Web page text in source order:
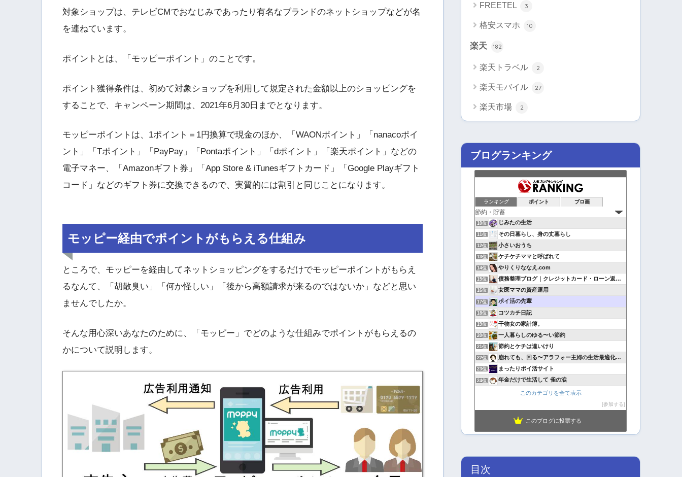
対象ショップは、テレビCMでおなじみであったり有名なブランドのネットショップなどが名
を連ねています。
ポイントとは、「モッピーポイント」のことです。
ポイント獲得条件は、初めて対象ショップを利用して規定された金額以上のショッピングを
することで、キャンペーン期間は、2021年6月30日までとなります。
モッピーポイントは、1ポイント＝1円換算で現金のほか、「WAONポイント」「nanacoポイ
ント」「Tポイント」「PayPay」「Pontaポイント」「dポイント」「楽天ポイント」などの
電子マネー、「Amazonギフト券」「App Store & iTunesギフトカード」「Google Playギフト
コード」などのギフト券に交換できるので、実質的には割引と同じことになります。
モッピー経由でポイントがもらえる仕組み
ところで、モッピーを経由してネットショッピングをするだけでモッピーポイントがもらえ
るなんて、「胡散臭い」「何か怪しい」「後から高額請求が来るのではないか」などと思い
ませんでしたか。
そんな用心深いあなたのために、「モッピー」でどのような仕組みでポイントがもらえるの
かについて説明します。
FREETEL 3
格安スマホ 10
楽天 182
楽天トラベル 2
楽天モバイル 27
楽天市場 2
ブログランキング
ランキング ポイント ブロ画
10位 じみたの生活
11位 その日暮らし、身の丈暮らし
12位 小さいおうち
13位 ケチケチママと呼ばれて
14位 やりくりななえ.com
15位 債務整理ブログ｜クレジットカード・ローン返済で悩んでいる方へ
16位 女医ママの資産運用
17位 ポイ活の先輩
18位 コツカチ日記
19位 干物女の家計簿。
20位 一人暮らしのゆる〜い節約
21位 節約とケチは違いけり
22位 崩れても、回る〜アラフォー主婦の生活最適化日記
23位 まったりポイ活サイト
24位 年金だけで生活して 雀の涙
このカテゴリを全て表示
参加する
このブログに投票する
目次